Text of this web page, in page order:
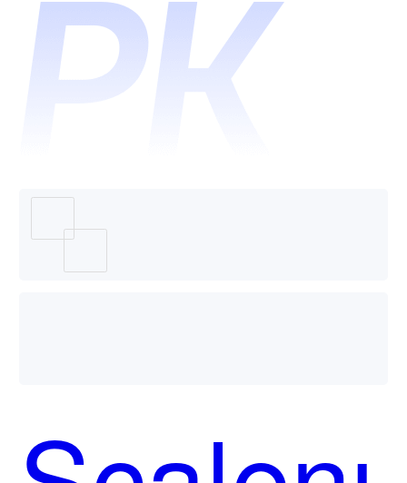
理系统
和百度
营销哪